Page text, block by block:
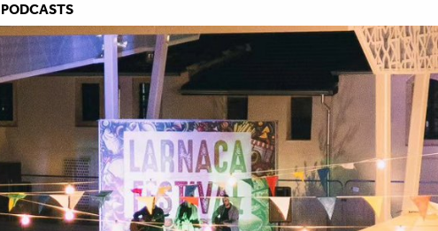
PODCASTS